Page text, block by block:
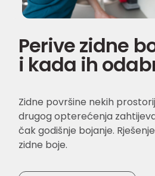
Perive zidne
i kada ih
Zidne površine nekih
drugog opterećenja
čak godišnje bojanje.
zidne boje.